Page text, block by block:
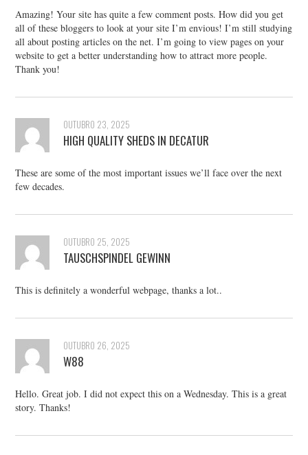
Amazing! Your site has quite a few comment posts. How did you get
all of these bloggers to look at your site I’m envious! I’m still studying
all about posting articles on the net. I’m going to view pages on your
website to get a better understanding how to attract more people.
Thank you!
OUTUBRO 23, 2025
HIGH QUALITY SHEDS IN DECATUR
These are some of the most important issues we’ll face over the next
few decades.
OUTUBRO 25, 2025
TAUSCHSPINDEL GEWINN
This is definitely a wonderful webpage, thanks a lot..
OUTUBRO 26, 2025
W88
Hello. Great job. I did not expect this on a Wednesday. This is a great
story. Thanks!